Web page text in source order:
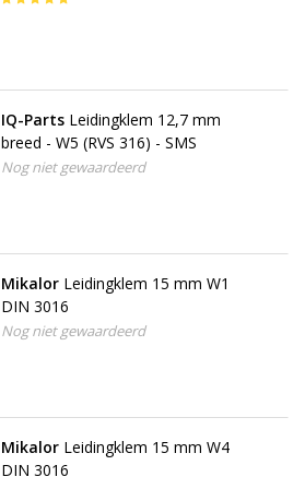
IQ-Parts Leidingklem 12,7 mm
breed - W5 (RVS 316) - SMS
Nog niet gewaardeerd
Mikalor Leidingklem 15 mm W1
DIN 3016
Nog niet gewaardeerd
Mikalor Leidingklem 15 mm W4
DIN 3016